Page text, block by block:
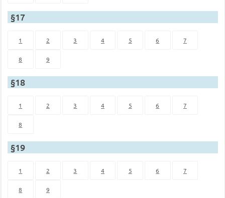
§17
1 2 3 4 5 6 7
8 9
§18
1 2 3 4 5 6 7
8
§19
1 2 3 4 5 6 7
8 9